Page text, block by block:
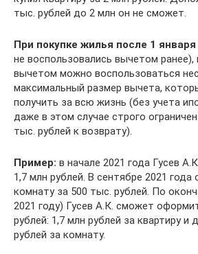
тыс. рублей до 2 млн он не сможет.
При покупке жилья после 1 января
не воспользовались вычетом
вычетом можно воспользоваться
максимальный размер вычета,
получить за всю жизнь (без учета
даже в этом случае строго
тыс. рублей к возврату).
Пример: в начале 2021 года Гусев
1,7 млн рублей. В сентябре 2021
комнату за 500 тыс. рублей. По
2021 году) Гусев А.К. сможет
рублей: 1,7 млн рублей за квартиру и
рублей за комнату.